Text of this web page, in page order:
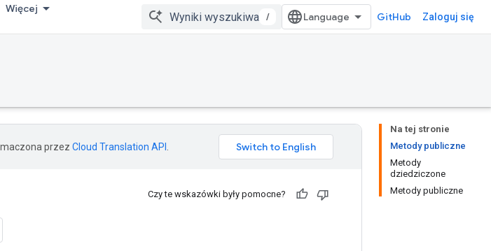
Więcej
/ GitHub Zaloguj się
Na tej stronie
Metody publiczne
Metody
dziedziczone
Metody publiczne
przez Cloud Translation API
Czy te wskazówki były pomocne?